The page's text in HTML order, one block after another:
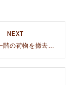
NEXT